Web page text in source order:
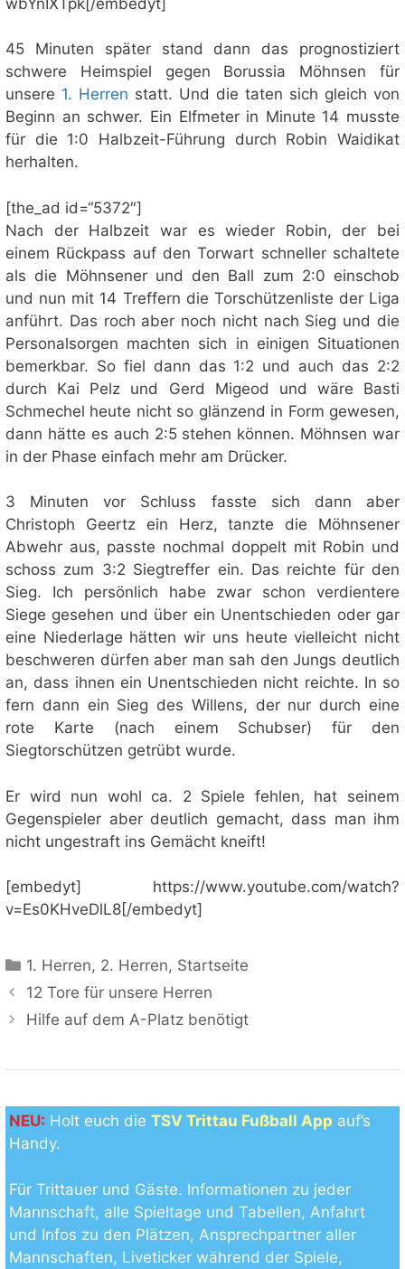
45 Minuten später stand dann das prognostiziert
schwere Heimspiel gegen Borussia Möhnsen für
unsere 1. Herren statt. Und die taten sich gleich von
Beginn an schwer. Ein Elfmeter in Minute 14 musste
für die 1:0 Halbzeit-Führung durch Robin Waidikat
herhalten.
[the_ad id=“5372″]
Nach der Halbzeit war es wieder Robin, der bei
einem Rückpass auf den Torwart schneller schaltete
als die Möhnsener und den Ball zum 2:0 einschob
und nun mit 14 Treffern die Torschützenliste der Liga
anführt. Das roch aber noch nicht nach Sieg und die
Personalsorgen machten sich in einigen Situationen
bemerkbar. So fiel dann das 1:2 und auch das 2:2
durch Kai Pelz und Gerd Migeod und wäre Basti
Schmechel heute nicht so glänzend in Form gewesen,
dann hätte es auch 2:5 stehen können. Möhnsen war
in der Phase einfach mehr am Drücker.
3 Minuten vor Schluss fasste sich dann aber
Christoph Geertz ein Herz, tanzte die Möhnsener
Abwehr aus, passte nochmal doppelt mit Robin und
schoss zum 3:2 Siegtreffer ein. Das reichte für den
Sieg. Ich persönlich habe zwar schon verdientere
Siege gesehen und über ein Unentschieden oder gar
eine Niederlage hätten wir uns heute vielleicht nicht
beschweren dürfen aber man sah den Jungs deutlich
an, dass ihnen ein Unentschieden nicht reichte. In so
fern dann ein Sieg des Willens, der nur durch eine
rote Karte (nach einem Schubser) für den
Siegtorschützen getrübt wurde.
Er wird nun wohl ca. 2 Spiele fehlen, hat seinem
Gegenspieler aber deutlich gemacht, dass man ihm
nicht ungestraft ins Gemächt kneift!
[embedyt] https://www.youtube.com/watch?
v=Es0KHveDlL8[/embedyt]
Kategorien
1. Herren, 2. Herren, Startseite
12 Tore für unsere Herren
Hilfe auf dem A-Platz benötigt
NEU: Holt euch die TSV Trittau Fußball App auf’s
Handy.
Für Trittauer und Gäste. Informationen zu jeder
Mannschaft, alle Spieltage und Tabellen, Anfahrt
und Infos zu den Plätzen, Ansprechpartner aller
Mannschaften, Liveticker während der Spiele,